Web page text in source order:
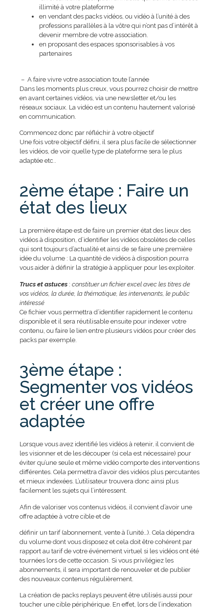
illimité à votre plateforme
en vendant des packs vidéos, ou vidéo à l’unité à des
professions parallèles à la vôtre qui n’ont pas d’intérêt à
devenir membre de votre association.
en proposant des espaces sponsorisables à vos
partenaires
– A faire vivre votre association toute l’année
Dans les moments plus creux, vous pourrez choisir de mettre
en avant certaines vidéos, via une newsletter et/ou les
réseaux sociaux. La vidéo est un contenu hautement valorisé
en communication.
Commencez donc par réfléchir à votre objectif
Une fois votre objectif défini, il sera plus facile de sélectionner
les vidéos, de voir quelle type de plateforme sera le plus
adaptée etc..
2ème étape : Faire un
état des lieux
La première étape est de faire un premier état des lieux des
vidéos à disposition, d’identifier les vidéos obsolètes de celles
qui sont toujours d’actualité et ainsi de se faire une première
idée du volume : La quantité de vidéos à disposition pourra
vous aider à définir la stratégie à appliquer pour les exploiter.
Trucs et astuces : constituer un fichier excel avec les titres de
vos vidéos, la durée, la thématique, les intervenants, le public
intéressé
Ce fichier vous permettra d’identifier rapidement le contenu
disponible et il sera réutilisable ensuite pour indexer votre
contenu, ou faire le lien entre plusieurs vidéos pour créer des
packs par exemple.
3ème étape :
Segmenter vos vidéos
et créer une offre
adaptée
Lorsque vous avez identifié les vidéos à retenir, il convient de
les visionner et de les découper (si cela est nécessaire) pour
éviter qu’une seule et même vidéo comporte des interventions
différentes. Cela permettra d’avoir des vidéos plus percutantes
et mieux indexées. L’utilisateur trouvera donc ainsi plus
facilement les sujets qui l’intéressent.
Afin de valoriser vos contenus vidéos, il convient d’avoir une
offre adaptée à votre cible et de
définir un tarif (abonnement, vente à l’unité…). Cela dépendra
du volume dont vous disposez et cela doit être cohérent par
rapport au tarif de votre événement virtuel si les vidéos ont été
tournées lors de cette occasion. Si vous privilégiez les
abonnements, il sera important de renouveler et de publier
des nouveaux contenus régulièrement.
La création de packs replays peuvent être utilisés aussi pour
toucher une cible périphérique. En effet, lors de l’indexation